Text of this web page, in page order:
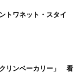
トワネット・スタイ
リンベーカリー」 看